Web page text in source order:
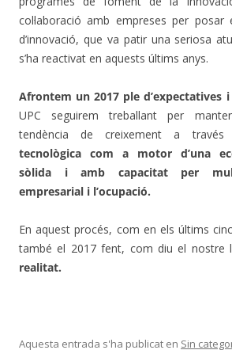
col·laboració amb empreses per
d’innovació, que va patir una seriosa
s’ha reactivat en aquests últims anys.
Afrontem un 2017 ple d’expectatives
UPC seguirem treballant per
tendència de creixement a
tecnològica com a motor d’una
sòlida i amb capacitat per
empresarial i l’ocupació.
En aquest procés, com en els últims
també el 2017 fent, com diu el nostre
realitat.
Aquesta entrada s'ha publicat en Sin